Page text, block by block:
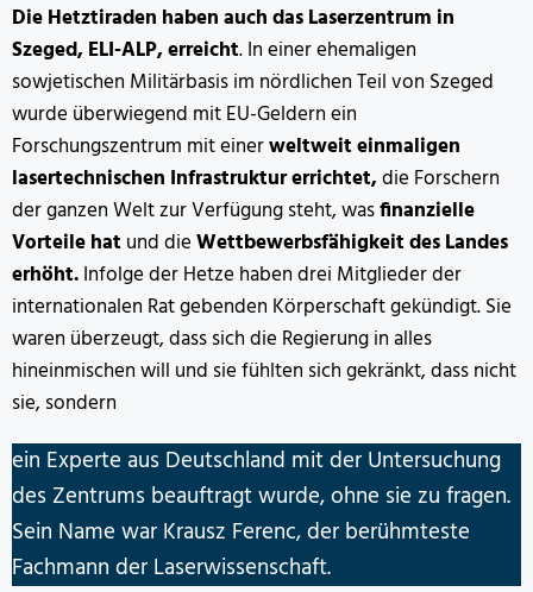
Die Hetztiraden haben auch das Laserzentrum in
Szeged, ELI-ALP, erreicht. In einer ehemaligen
sowjetischen Militärbasis im nördlichen Teil von Szeged
wurde überwiegend mit EU-Geldern ein
Forschungszentrum mit einerweltweit einmaligen
lasertechnischen Infrastrukturerrichtet,die Forschern
der ganzen Welt zur Verfügung steht, wasfinanzielle
Vorteile hat und dieWettbewerbsfähigkeit des Landes
erhöht.Infolge der Hetze haben drei Mitglieder der
internationalen Rat gebenden Körperschaft gekündigt. Sie
waren überzeugt, dass sich die Regierung in alles
hineinmischen will und sie fühlten sich gekränkt, dass nicht
sie, sondern
ein Experte aus Deutschland mit der Untersuchung
des Zentrums beauftragt wurde, ohne sie zu fragen.
Sein Name war Krausz Ferenc, der berühmteste
Fachmann der Laserwissenschaft.